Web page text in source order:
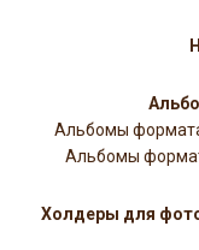
Альбомы
Альбомы
Холдеры для